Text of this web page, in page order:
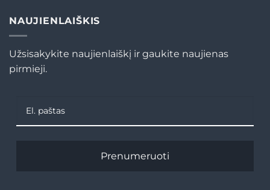
NAUJIENLAIŠKIS
Užsisakykite naujienlaiškį ir gaukite naujienas
pirmieji.
Prenumeruoti